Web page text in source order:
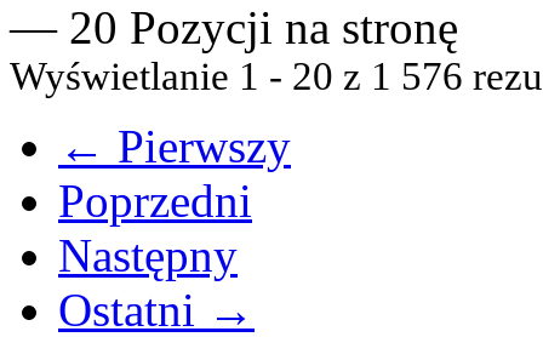
— 20 Pozycji na stronę
Wyświetlanie 1 - 20 z 1 576
← Pierwszy
Poprzedni
Następny
Ostatni →